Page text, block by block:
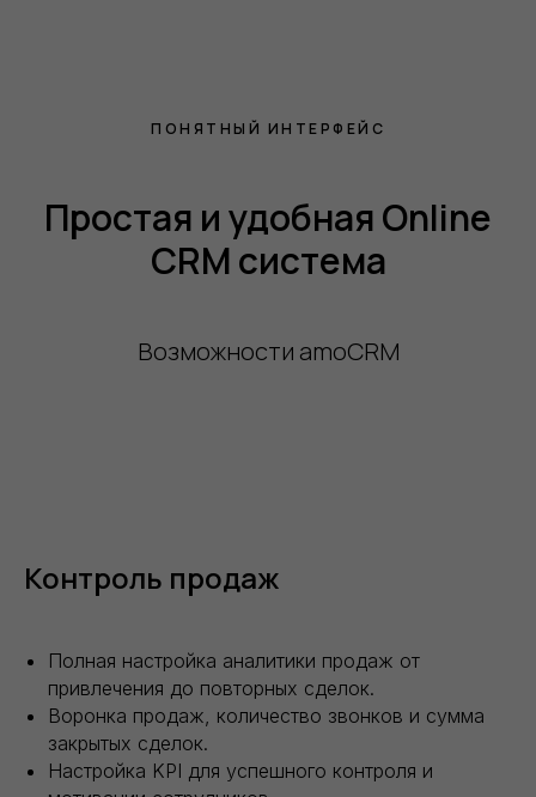
ПОНЯТНЫЙ ИНТЕРФЕЙС
Простая и удобная Online
CRM система
Возможности amoCRM
Контроль продаж
Полная настройка аналитики продаж от
привлечения до повторных сделок.
Воронка продаж, количество звонков и сумма
закрытых сделок.
Настройка KPI для успешного контроля и